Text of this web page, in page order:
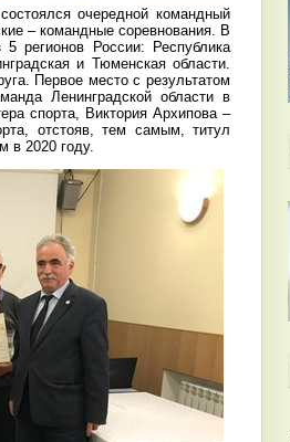
очередной командный
– командные соревнования. В
регионов России: Республика
и Тюменская области.
Первое место с результатом
Ленинградской области в
спорта, Виктория Архипова –
отстояв, тем самым, титул
в 2020 году.